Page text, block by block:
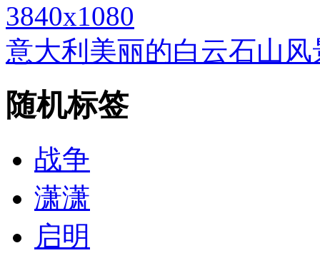
3840x1080
意大利美丽的白云石山
随机标签
战争
潇潇
启明